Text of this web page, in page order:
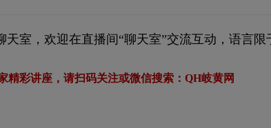
天室，欢迎在直播间“聊天室”交流互动，语言限
精彩讲座，请扫码关注或微信搜索：QH岐黄网